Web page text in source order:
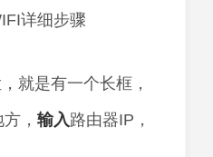
就是有一个长框，
， 输入路由器IP，